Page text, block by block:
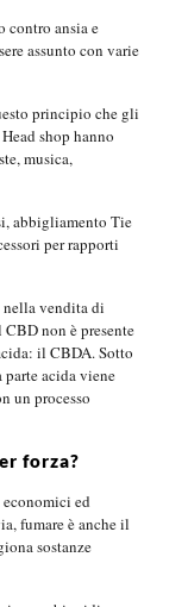
contro ansia e
assunto con varie
principio che gli
shop hanno
musica,
abbigliamento Tie
per rapporti
nella vendita di
non è presente
il CBDA. Sotto
parte acida viene
un processo
forza?
ed
fumare è anche il
sostanze